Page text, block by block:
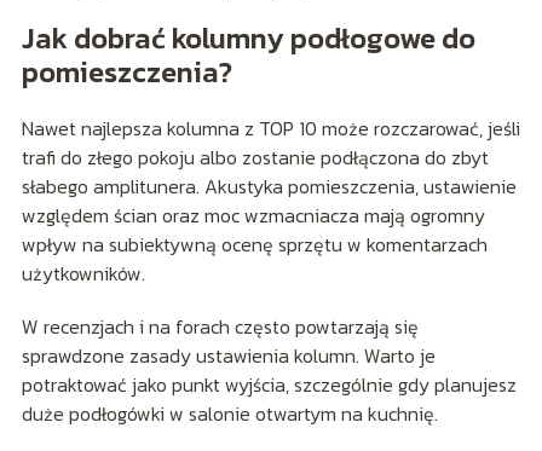
Jak dobrać kolumny podłogowe do
pomieszczenia?
Nawet najlepsza kolumna z TOP 10 może rozczarować, jeśli
trafi do złego pokoju albo zostanie podłączona do zbyt
słabego amplitunera. Akustyka pomieszczenia, ustawienie
względem ścian oraz moc wzmacniacza mają ogromny
wpływ na subiektywną ocenę sprzętu w komentarzach
użytkowników.
W recenzjach i na forach często powtarzają się
sprawdzone zasady ustawienia kolumn. Warto je
potraktować jako punkt wyjścia, szczególnie gdy planujesz
duże podłogówki w salonie otwartym na kuchnię.